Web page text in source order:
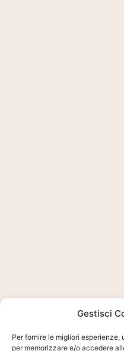
Gestisci
Per fornire le migliori
per memorizzare e/o accedere